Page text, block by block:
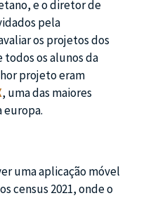
e o diretor de
pela
os projetos dos
os alunos da
projeto eram
, uma das maiores
europa.
uma aplicação móvel
census 2021, onde o